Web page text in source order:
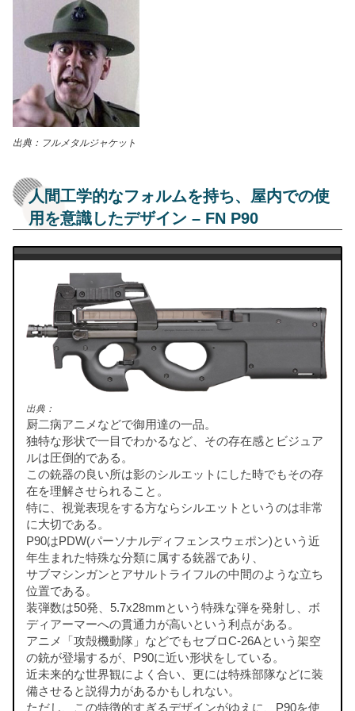
出典：フルメタルジャケット
人間工学的なフォルムを持ち、屋内での使
用を意識したデザイン – FN P90
出典：
厨二病アニメなどで御用達の一品。
独特な形状で一目でわかるなど、その存在感とビジュア
ルは圧倒的である。
この銃器の良い所は影のシルエットにした時でもその存
在を理解させられること。
特に、視覚表現をする方ならシルエットというのは非常
に大切である。
P90はPDW(パーソナルディフェンスウェポン)という近
年生まれた特殊な分類に属する銃器であり、
サブマシンガンとアサルトライフルの中間のような立ち
位置である。
装弾数は50発、5.7x28mmという特殊な弾を発射し、ボ
ディアーマーへの貫通力が高いという利点がある。
アニメ「攻殻機動隊」などでもセブロC-26Aという架空
の銃が登場するが、P90に近い形状をしている。
近未来的な世界観によく合い、更には特殊部隊などに装
備させると説得力があるかもしれない。
ただし、この特徴的すぎるデザインがゆえに、P90を使